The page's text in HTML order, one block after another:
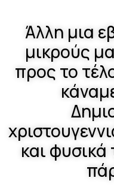
Άλλη μια
μικρούς
προς το
και